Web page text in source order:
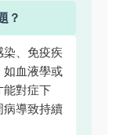
？
染、免疫疾
如血液學或
能對症下
病導致持續